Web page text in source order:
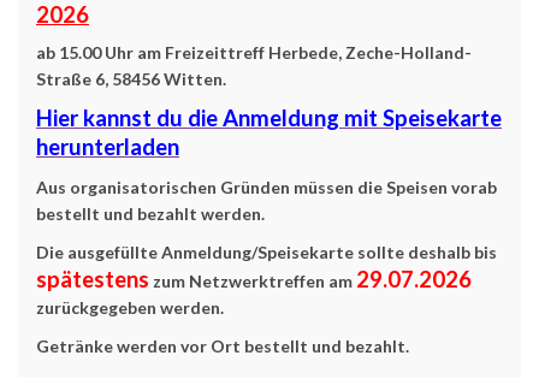
2026
ab 15.00 Uhr am Freizeittreff Herbede, Zeche-Holland-
Straße 6, 58456 Witten.
Hier kannst du die Anmeldung mit Speisekarte
herunterladen
Aus organisatorischen Gründen müssen die Speisen vorab
bestellt und bezahlt werden.
Die ausgefüllte Anmeldung/Speisekarte sollte deshalb bis
spätestens zum Netzwerktreffen am 29.07.2026
zurückgegeben werden.
Getränke werden vor Ort bestellt und bezahlt.